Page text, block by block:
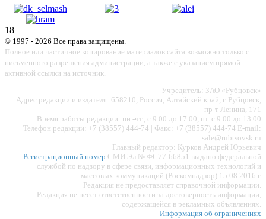
18+
© 1997 - 2026 Все права защищены.
Полное или частичное копирование материалов сайта возможно только с
письменного разрешения администрации, а также с указанием прямой
активной ссылки на источник.
Учредитель: ЗАО «Рубцовск»
Адрес редакции и издателя: 658210, Россия, Алтайский край, г. Рубцовск,
пр-т Ленина, 171
Время работы редакции: пн.-чт., с 9.00 до 17.00, пт. с 9.00 до 13.00
Телефон редакции: +7 (38557) 444-74 | Факс: +7 (38557) 444-74 E-mail:
sale@rubtsovsk.ru
Главный редактор: Курков Андрей Юрьевич
Регистрационный номер СМИ Эл № ФС77-66851 выдано федеральной
службой по надзору в сфере связи, информационных технологий и
массовых коммуникаций (Роскомнадзор) 15.08.2016 г.
Редакция не предоставляет справочной информации.
Редакция не несет ответственности за достоверность информации,
содержащейся в рекламных объявлениях.
Информация об ограничениях